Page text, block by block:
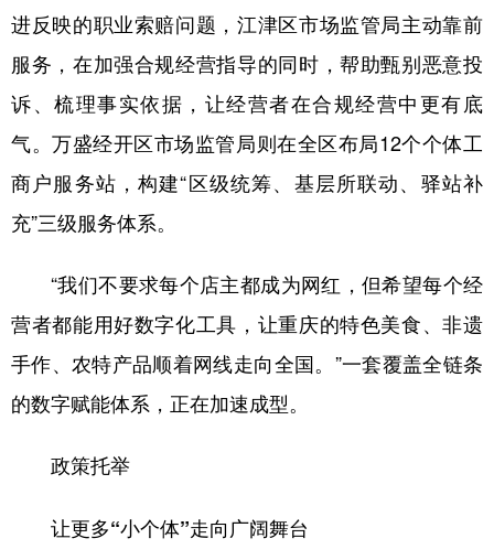
进反映的职业索赔问题，江津区市场监管局主动靠前
服务，在加强合规经营指导的同时，帮助甄别恶意投
诉、梳理事实依据，让经营者在合规经营中更有底
气。万盛经开区市场监管局则在全区布局12个个体工
商户服务站，构建“区级统筹、基层所联动、驿站补
充”三级服务体系。
“我们不要求每个店主都成为网红，但希望每个经
营者都能用好数字化工具，让重庆的特色美食、非遗
手作、农特产品顺着网线走向全国。”一套覆盖全链条
的数字赋能体系，正在加速成型。
政策托举
让更多“小个体”走向广阔舞台